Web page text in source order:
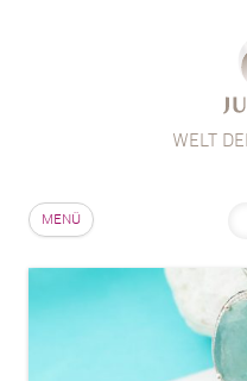
WELT
MENÜ